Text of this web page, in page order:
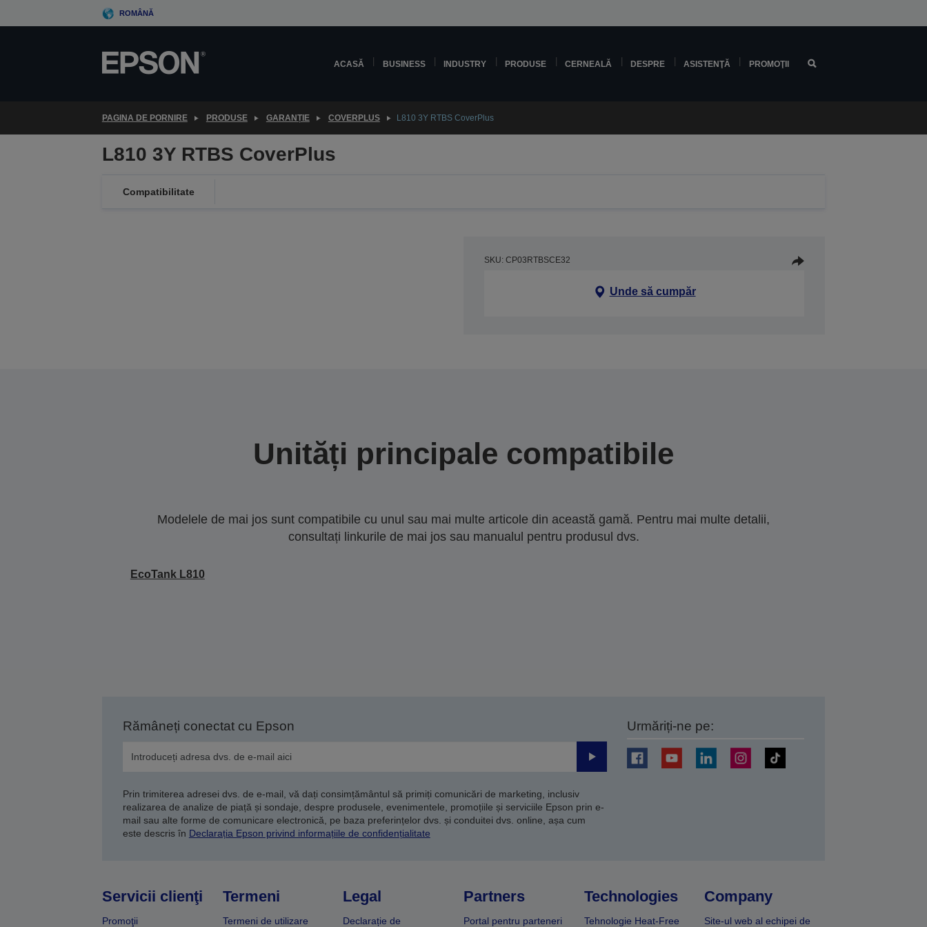
to
ROMÂNĂ
ACASĂ BUSINESS INDUSTRY PRODUSE CERNEALĂ DESPRE ASISTENŢĂ PROMOŢII
PAGINA DE PORNIRE PRODUSE GARANȚIE COVERPLUS L810 3Y RTBS CoverPlus
L810 3Y RTBS CoverPlus
Compatibilitate
SKU: CP03RTBSCE32
Unde să cumpăr
Unități principale compatibile
Modelele de mai jos sunt compatibile cu unul sau mai multe articole din această gamă. Pentru mai multe detalii,
consultați linkurile de mai jos sau manualul pentru produsul dvs.
EcoTank L810
Rămâneți conectat cu Epson
Trimiteți
Prin trimiterea adresei dvs. de e-mail, vă dați consimțământul să primiți comunicări de marketing, inclusiv
realizarea de analize de piață și sondaje, despre produsele, evenimentele, promoțiile și serviciile Epson prin e-
mail sau alte forme de comunicare electronică, pe baza preferințelor dvs. și conduitei dvs. online, așa cum
este descris în Declarația Epson privind informațiile de confidențialitate
Urmăriți-ne pe:
Servicii clienţi
Promoţii
Termeni
Termeni de utilizare
Legal
Declarație de
Partners
Portal pentru parteneri
Technologies
Tehnologie Heat-Free
Company
Site-ul web al echipei de